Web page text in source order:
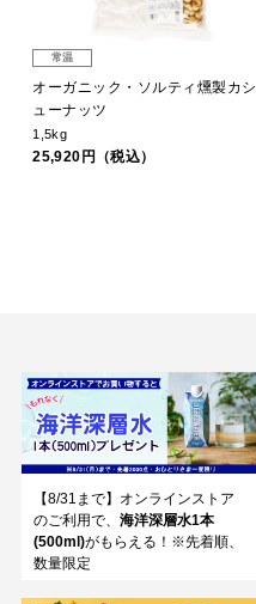
常温
オーガニック・ソルティ燻製カシ
ューナッツ
1,5kg
25,920円（税込）
【8/31まで】オンラインストア
のご利用で、 海洋深層水1本
(500ml)がもらえる！※先着順、
数量限定